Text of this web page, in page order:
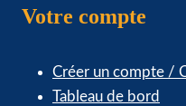
Votre compte
Créer un compte /
Tableau de bord